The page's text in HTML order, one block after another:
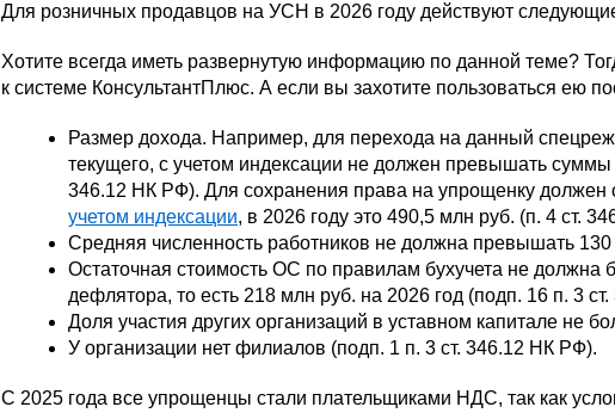
Для розничных продавцов на УСН в 2026 году действуют
Хотите всегда иметь развернутую информацию по данной теме?
к системе КонсультантПлюс. А если вы захотите пользоваться ею
Размер дохода. Например, для перехода на данный
текущего, с учетом индексации не должен превышать
346.12 НК РФ). Для сохранения права на упрощенку должен
учетом индексации, в 2026 году это 490,5 млн руб. (п. 4 ст.
Средняя численность работников не должна превышать
Остаточная стоимость ОС по правилам бухучета не
дефлятора, то есть 218 млн руб. на 2026 год (подп. 16 п. 3
Доля участия других организаций в уставном капитале не
У организации нет филиалов (подп. 1 п. 3 ст. 346.12 НК РФ).
С 2025 года все упрощенцы стали плательщиками НДС, так как